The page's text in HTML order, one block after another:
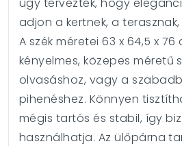
adjon a kertnek, a
A szék méretei 63 x 64,5 x
kényelmes, közepes méretű
olvasáshoz, vagy a
pihenéshez. Könnyen
mégis tartós és stabil, így
használhatja. Az ülőpárna